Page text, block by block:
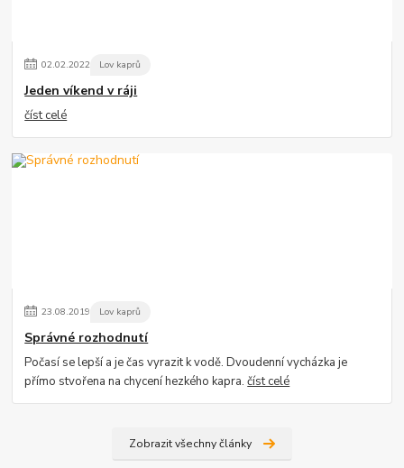
02.02.2022 Lov kaprů
Jeden víkend v ráji
číst celé
23.08.2019 Lov kaprů
Správné rozhodnutí
Počasí se lepší a je čas vyrazit k vodě. Dvoudenní vycházka je
přímo stvořena na chycení hezkého kapra.číst celé
Zobrazit všechny články